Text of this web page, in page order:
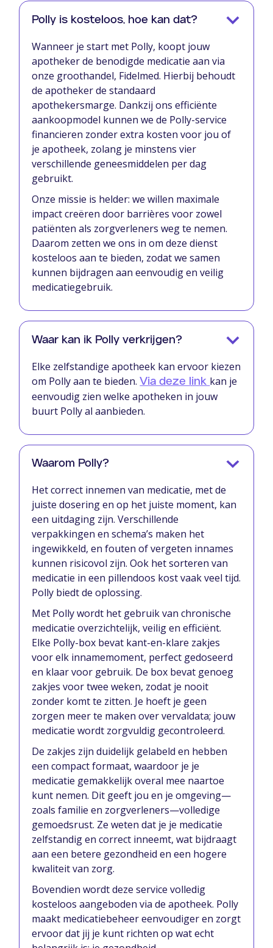
Polly is kosteloos, hoe kan dat?
Wanneer je start met Polly, koopt jouw
apotheker de benodigde medicatie aan via
onze groothandel, Fidelmed. Hierbij behoudt
de apotheker de standaard
apothekersmarge. Dankzij ons efficiënte
aankoopmodel kunnen we de Polly-service
financieren zonder extra kosten voor jou of
je apotheek, zolang je minstens vier
verschillende geneesmiddelen per dag
gebruikt.
Onze missie is helder: we willen maximale
impact creëren door barrières voor zowel
patiënten als zorgverleners weg te nemen.
Daarom zetten we ons in om deze dienst
kosteloos aan te bieden, zodat we samen
kunnen bijdragen aan eenvoudig en veilig
medicatiegebruik.
Waar kan ik Polly verkrijgen?
Elke zelfstandige apotheek kan ervoor kiezen
om Polly aan te bieden.Via deze link kan je
eenvoudig zien welke apotheken in jouw
buurt Polly al aanbieden.
Waarom Polly?
Het correct innemen van medicatie, met de
juiste dosering en op het juiste moment, kan
een uitdaging zijn. Verschillende
verpakkingen en schema’s maken het
ingewikkeld, en fouten of vergeten innames
kunnen risicovol zijn. Ook het sorteren van
medicatie in een pillendoos kost vaak veel tijd.
Polly biedt de oplossing.
Met Polly wordt het gebruik van chronische
medicatie overzichtelijk, veilig en efficiënt.
Elke Polly-box bevat kant-en-klare zakjes
voor elk innamemoment, perfect gedoseerd
en klaar voor gebruik. De box bevat genoeg
zakjes voor twee weken, zodat je nooit
zonder komt te zitten. Je hoeft je geen
zorgen meer te maken over vervaldata; jouw
medicatie wordt zorgvuldig gecontroleerd.
De zakjes zijn duidelijk gelabeld en hebben
een compact formaat, waardoor je je
medicatie gemakkelijk overal mee naartoe
kunt nemen. Dit geeft jou en je omgeving—
zoals familie en zorgverleners—volledige
gemoedsrust. Ze weten dat je je medicatie
zelfstandig en correct inneemt, wat bijdraagt
aan een betere gezondheid en een hogere
kwaliteit van zorg.
Bovendien wordt deze service volledig
kosteloos aangeboden via de apotheek. Polly
maakt medicatiebeheer eenvoudiger en zorgt
ervoor dat jij je kunt richten op wat echt